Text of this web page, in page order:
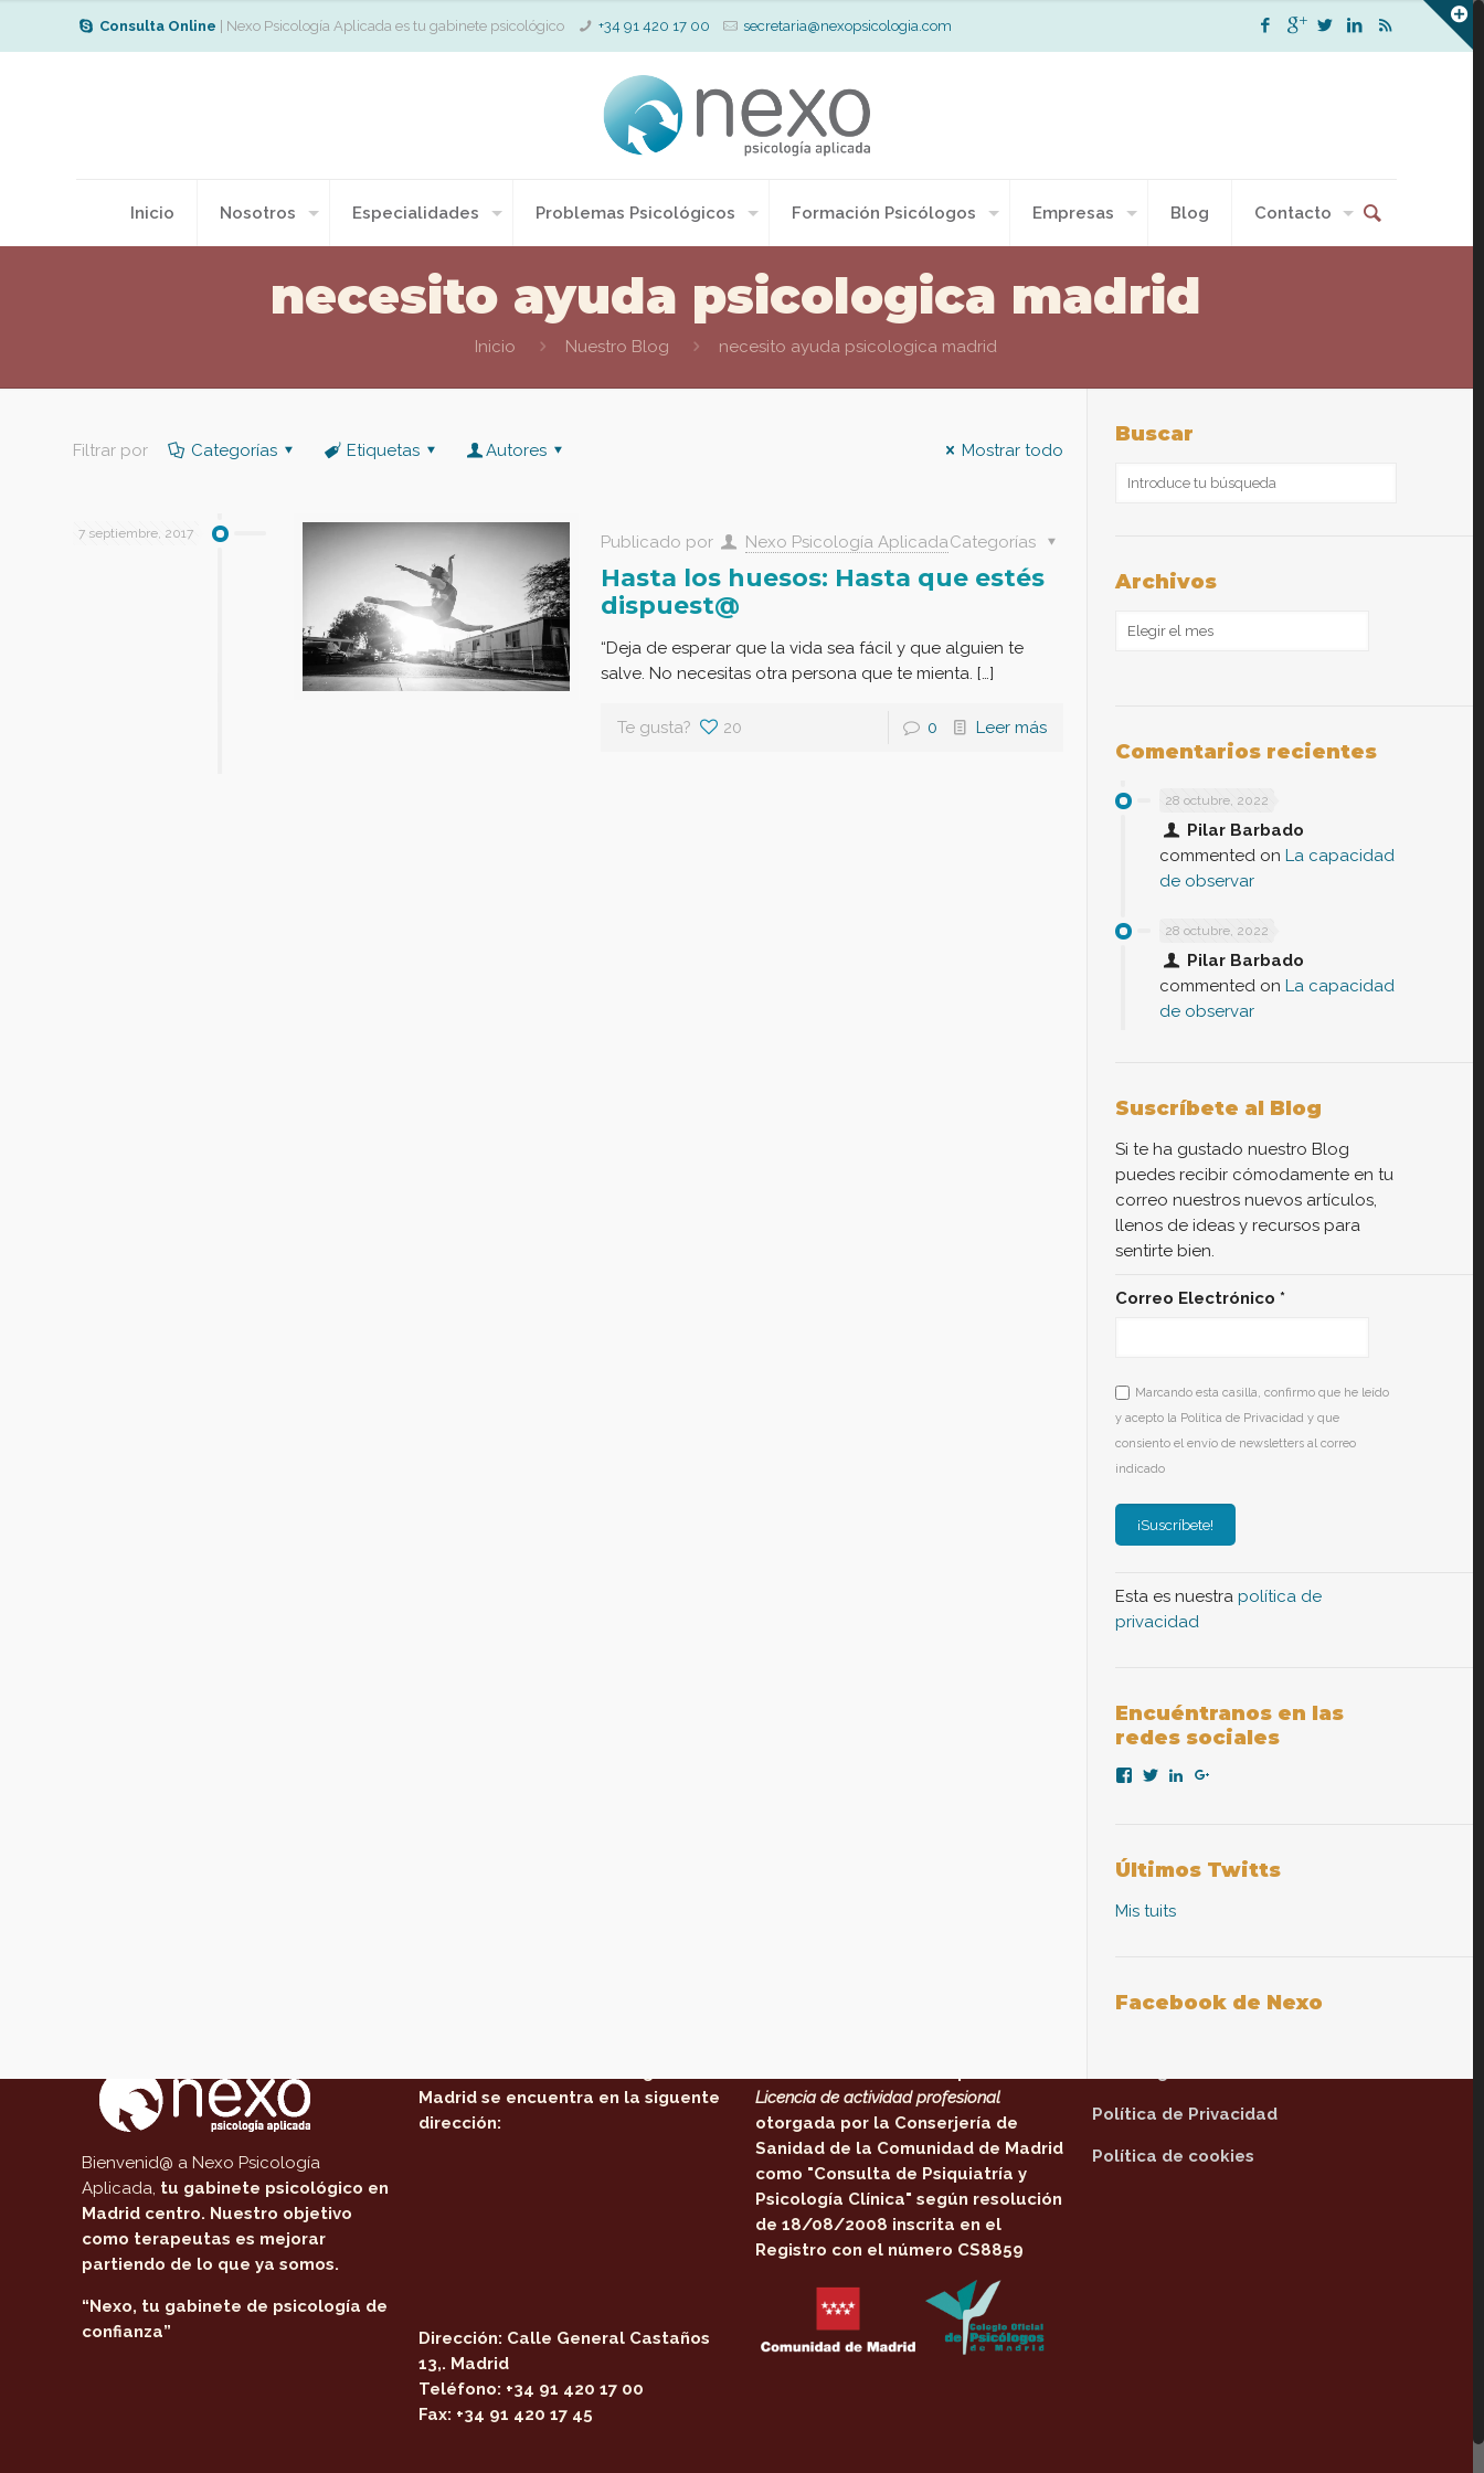
Consulta Online | Nexo Psicología Aplicada es tu gabinete psicológico +34 91 420 17 00 secretaria@nexopsicologia.com
Inicio Nosotros Especialidades Problemas Psicológicos Formación Psicólogos Empresas Blog Contacto
necesito ayuda psicologica madrid
Inicio Nuestro Blog necesito ayuda psicologica madrid
Filtrar por Categorías Etiquetas Autores Mostrar todo
7 septiembre, 2017 Publicado por Nexo Psicología AplicadaCategorías
Hasta los huesos: Hasta que estés
dispuest@
“Deja de esperar que la vida sea fácil y que alguien te
salve. No necesitas otra persona que te mienta. […]
Te gusta? 20 0 Leer más
Buscar
Archivos
Archivos
Comentarios recientes
28 octubre, 2022
Pilar Barbado
commented onLa capacidad
de observar
28 octubre, 2022
Pilar Barbado
commented onLa capacidad
de observar
Suscríbete al Blog
Si te ha gustado nuestro Blog
puedes recibir cómodamente en tu
correo nuestros nuevos artículos,
llenos de ideas y recursos para
sentirte bien.
Correo Electrónico*
Marcando esta casilla, confirmo que he leído
y acepto la Política de Privacidad y que
consiento el envío de newsletters al correo
indicado
Esta es nuestrapolítica de
privacidad
Encuéntranos en las
redes sociales
Ver
Facebook
Ver
Twitter
Ver
aplicada
en
Google+
Últimos Twitts
Mis tuits
Facebook de Nexo
Bienvenid@ a Nexo Psicología
Aplicada, tu gabinete psicológico en
Madrid centro. Nuestro objetivo
como terapeutas es mejorar
partiendo de lo que ya somos.
“Nexo, tu gabinete de psicología de
confianza”
Madrid se encuentra en la siguente
dirección:
Dirección: Calle General Castaños
13,. Madrid
Teléfono: +34 91 420 17 00
Fax: +34 91 420 17 45
Licencia de actividad profesional
otorgada por la Conserjería de
Sanidad de la Comunidad de Madrid
como "Consulta de Psiquiatría y
Psicología Clínica" según resolución
de 18/08/2008 inscrita en el
Registro con el número CS8859
Política de Privacidad
Política de cookies